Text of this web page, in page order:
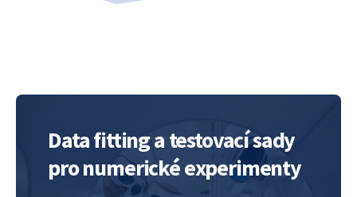
Data fitting a testovací sady
pro numerické experimenty